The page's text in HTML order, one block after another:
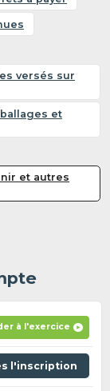
versés sur
et
et autres
à l'exercice
l'inscription